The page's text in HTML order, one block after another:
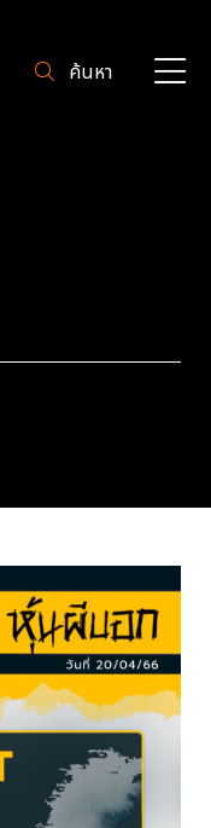
ค้นหา